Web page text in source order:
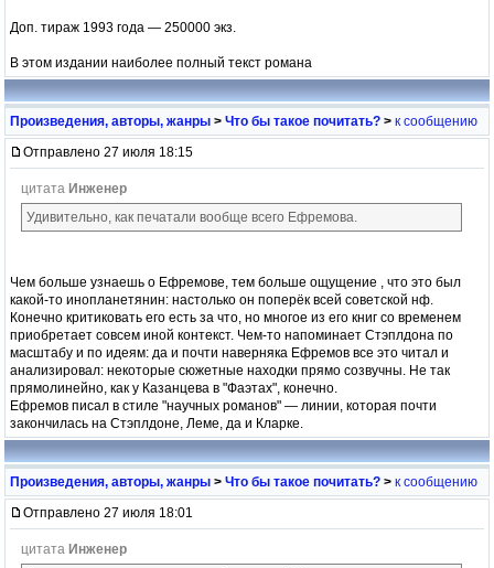
Доп. тираж 1993 года — 250000 экз.
В этом издании наиболее полный текст романа
Произведения, авторы, жанры > Что бы такое почитать? > к сообщению
Отправлено 27 июля 18:15
цитата Инженер
Удивительно, как печатали вообще всего Ефремова.
Чем больше узнаешь о Ефремове, тем больше ощущение , что это был
какой-то инопланетянин: настолько он поперёк всей советской нф.
Конечно критиковать его есть за что, но многое из его книг со временем
приобретает совсем иной контекст. Чем-то напоминает Стэплдона по
масштабу и по идеям: да и почти наверняка Ефремов все это читал и
анализировал: некоторые сюжетные находки прямо созвучны. Не так
прямолинейно, как у Казанцева в "Фаэтах", конечно.
Ефремов писал в стиле "научных романов" — линии, которая почти
закончилась на Стэплдоне, Леме, да и Кларке.
Произведения, авторы, жанры > Что бы такое почитать? > к сообщению
Отправлено 27 июля 18:01
цитата Инженер